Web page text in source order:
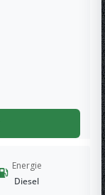
Energie
Diesel